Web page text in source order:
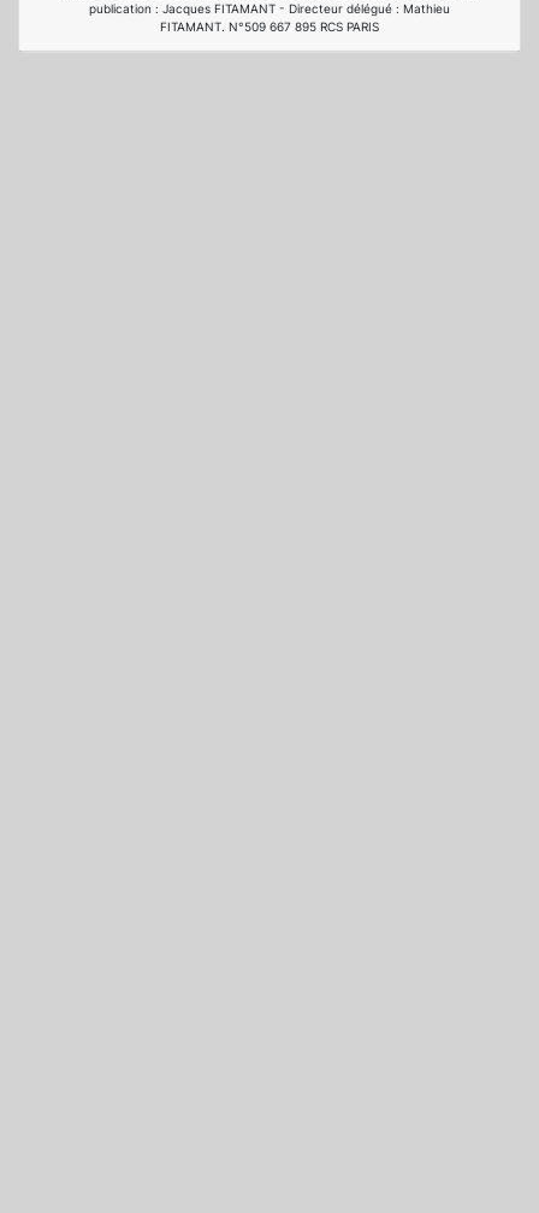
publication : Jacques FITAMANT - Directeur délégué : Mathieu
FITAMANT. N°509 667 895 RCS PARIS